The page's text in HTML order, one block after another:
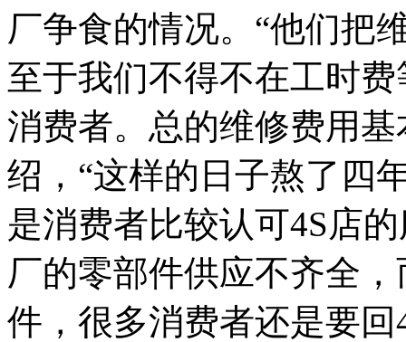
厂争食的情况。“他们把
至于我们不得不在工时
消费者。总的维修费用
绍，“这样的日子熬了四
是消费者比较认可4S店
厂的零部件供应不齐全
件，很多消费者还是要